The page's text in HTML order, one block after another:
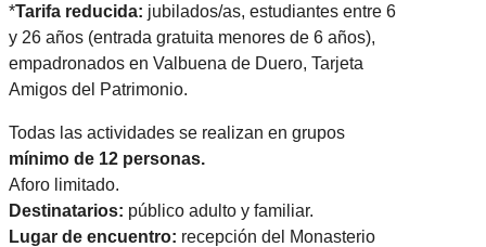
*Tarifa reducida: jubilados/as, estudiantes entre 6
y 26 años (entrada gratuita menores de 6 años),
empadronados en Valbuena de Duero, Tarjeta
Amigos del Patrimonio.
Todas las actividades se realizan en grupos
mínimo de 12 personas.
Aforo limitado.
Destinatarios: público adulto y familiar.
Lugar de encuentro: recepción del Monasterio